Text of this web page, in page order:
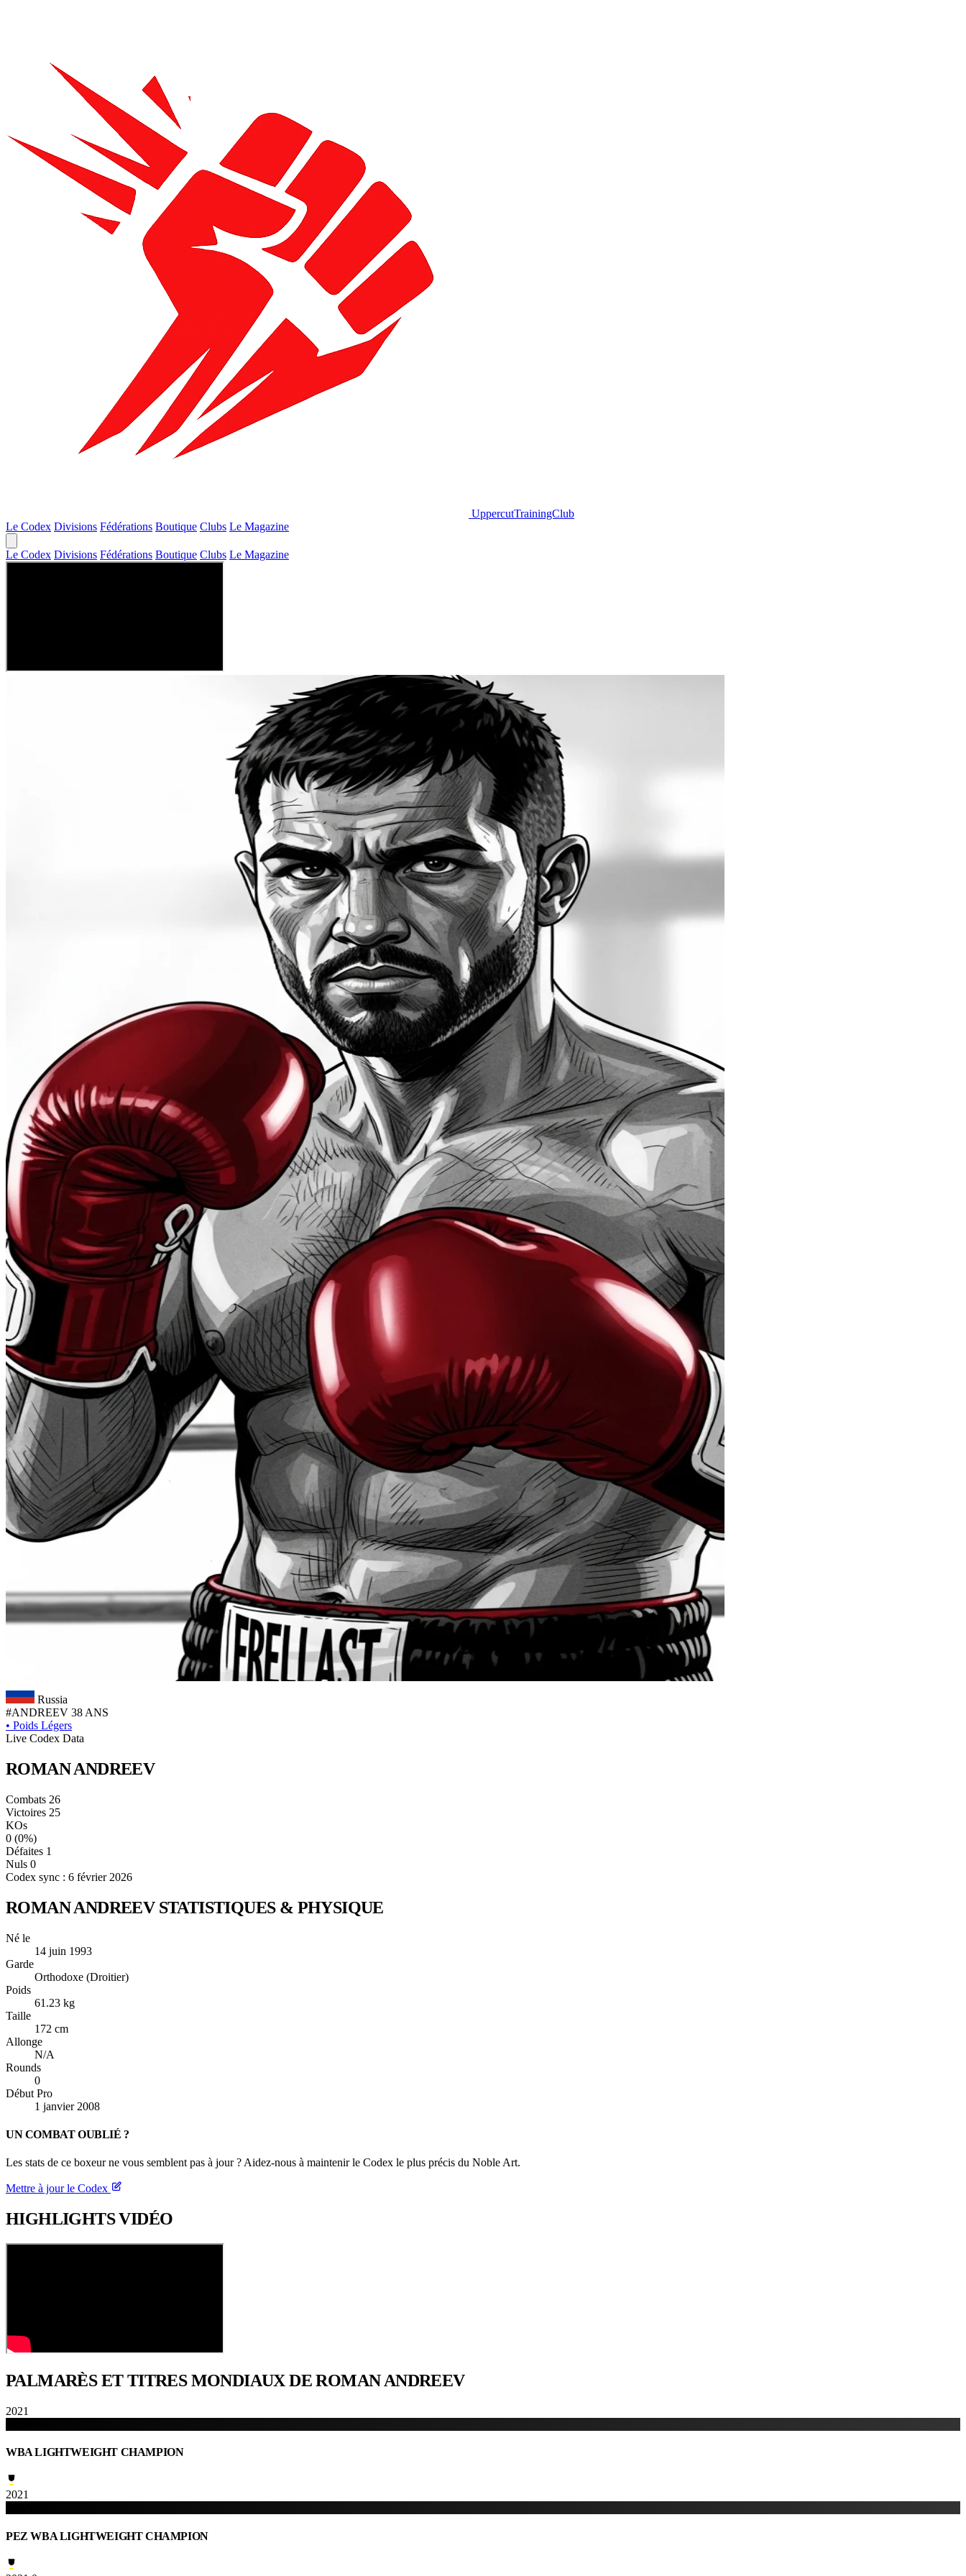
UppercutTrainingClub
Le Codex Divisions Fédérations Boutique Clubs Le Magazine
Le Codex Divisions Fédérations Boutique Clubs Le Magazine
Russia
#ANDREEV 38 ANS
• Poids Légers
Live Codex Data
ROMANANDREEV
Combats 26
Victoires 25
KOs
0 (0%)
Défaites 1
Nuls 0
Codex sync : 6 février 2026
ROMAN ANDREEV STATISTIQUES & PHYSIQUE
Né le
14 juin 1993
Garde
Orthodoxe (Droitier)
Poids
61.23 kg
Taille
172 cm
Allonge
N/A
Rounds
0
Début Pro
1 janvier 2008
UN COMBAT OUBLIÉ ?
Les stats de ce boxeur ne vous semblent pas à jour ? Aidez-nous à maintenir le Codex le plus précis du Noble Art.
Mettre à jour le Codex
HIGHLIGHTSVIDÉO
PALMARÈS ET TITRESMONDIAUX DE ROMAN ANDREEV
2021
WBA LIGHTWEIGHT CHAMPION
2021
PEZ WBA LIGHTWEIGHT CHAMPION